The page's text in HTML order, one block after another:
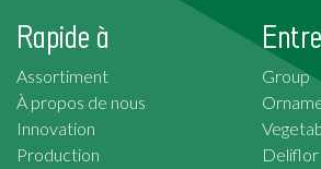
Rapide à
Assortiment
À propos de nous
Innovation
Production
Group
Deliflor